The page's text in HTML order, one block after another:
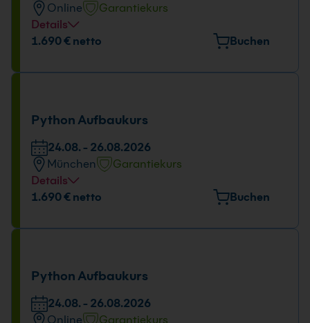
Online
Garantiekurs
Details
Tage und Uhrzeit
1.690 € netto Buchen
Python Aufbaukurs
24.08. - 26.08.2026
München
Garantiekurs
Details
Veranstaltungsort
24.08. - 26.08.2026
1.690 € netto Buchen
Python Aufbaukurs
24.08. - 26.08.2026
Online
Garantiekurs